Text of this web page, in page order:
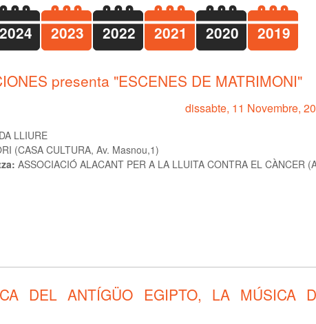
2024 2023 2022 2021 2020 2019
presenta "ESCENES DE MATRIMONI"
dissabte, 11 Novembre,
LLIURE
(CASA CULTURA, Av. Masnou,1)
ASSOCIACIÓ ALACANT PER A LA LLUITA CONTRA EL CÀNCER
DEL ANTÍGÜO EGIPTO, LA MÚSICA